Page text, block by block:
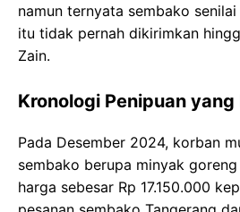
namun ternyata sembako
itu tidak pernah dikirimkan
Zain.
Kronologi Penipuan
Pada Desember 2024, korban
sembako berupa minyak
harga sebesar Rp 17.150.000